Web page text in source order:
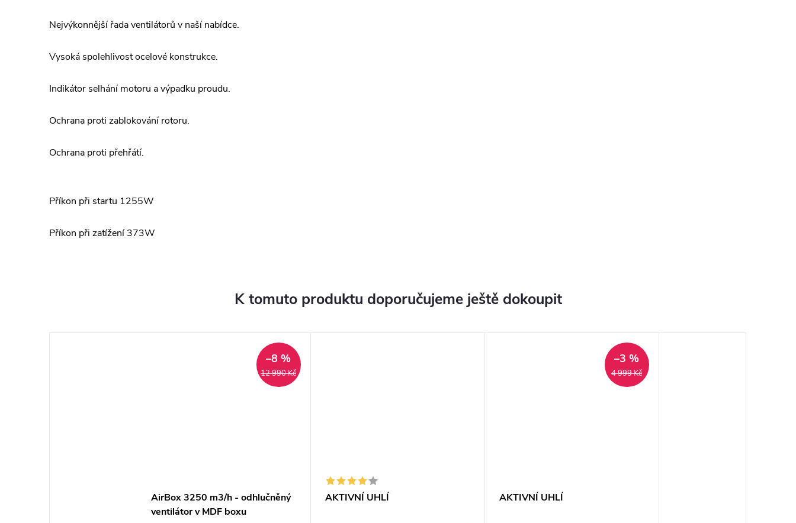
Nejvýkonnější řada ventilátorů v naší nabídce.
Vysoká spolehlivost ocelové konstrukce.
Indikátor selhání motoru a výpadku proudu.
Ochrana proti zablokování rotoru.
Ochrana proti přehřátí.
Příkon při startu 1255W
Příkon při zatížení 373W
K tomuto produktu doporučujeme ještě dokoupit
12 990 Kč
–8 %
AirBox 3250 m3/h - odhlučněný
ventilátor v MDF boxu
AKTIVNÍ UHLÍ
4 999 Kč
–3 %
AKTIVNÍ UHLÍ